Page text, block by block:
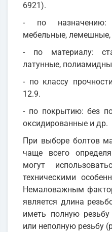
6921).
- по назначению:
мебельные,
- по материалу:
латунные,
- по классу
12.9.
- по покрытию: без
оксидированные и др.
При выборе болтов
чаще всего
могут
техническими
Немаловажным
является длина
иметь полную
или неполную резьбу